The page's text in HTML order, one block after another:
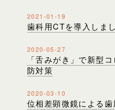
2021-01-19
歯科用CTを導入しま
2020-05-27
「舌みがき」で新型
防対策
2020-03-10
位相差顕微鏡による